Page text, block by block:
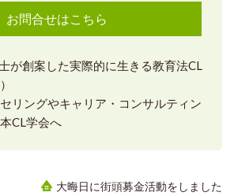
お問合せはこちら
が創案した実際的に生きる教育法CL
リングやキャリア・コンサルティン
CL学会へ
大晦日に街頭募金活動をしました